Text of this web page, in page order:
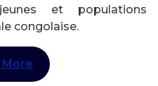
et populations
congolaise.
More